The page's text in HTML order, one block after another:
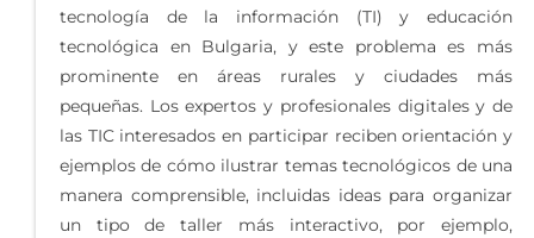
tecnología de la información (TI) y educación
tecnológica en Bulgaria, y este problema es más
prominente en áreas rurales y ciudades más
pequeñas. Los expertos y profesionales digitales y de
las TIC interesados en participar reciben orientación y
ejemplos de cómo ilustrar temas tecnológicos de una
manera comprensible, incluidas ideas para organizar
un tipo de taller más interactivo, por ejemplo,